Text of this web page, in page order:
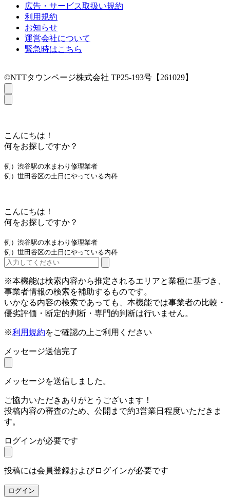
広告・サービス取扱い規約
利用規約
お知らせ
運営会社について
緊急時はこちら
©NTTタウンページ株式会社 TP25-193号【261029】
こんにちは！
何をお探しですか？
例）渋谷駅の水まわり修理業者
例）世田谷区の土日にやっている内科
こんにちは！
何をお探しですか？
例）渋谷駅の水まわり修理業者
例）世田谷区の土日にやっている内科
※本機能は検索内容から推定されるエリアと業種に基づき、
事業者情報の検索を補助するものです。
いかなる内容の検索であっても、本機能では事業者の比較・
優劣評価・断定的判断・専門的判断は行いません。
※利用規約をご確認の上ご利用ください
メッセージ送信完了
メッセージを送信しました。
ご協力いただきありがとうございます！
投稿内容の審査のため、公開まで約3営業日程度いただきま
す。
ログインが必要です
投稿には会員登録およびログインが必要です
ログイン